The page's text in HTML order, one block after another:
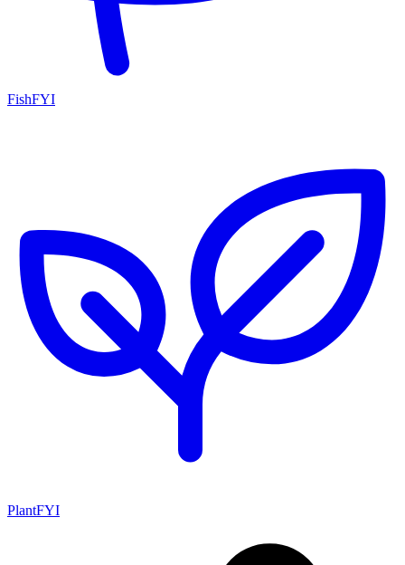
FishFYI
PlantFYI